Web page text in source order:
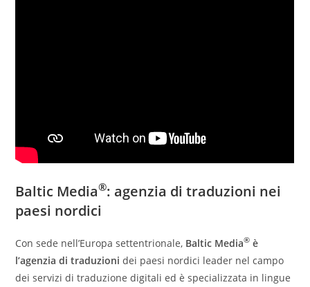
Baltic Media®: agenzia di traduzioni nei
paesi nordici
Con sede nell’Europa settentrionale, Baltic Media® è
l’agenzia di traduzioni dei paesi nordici leader nel campo
dei servizi di traduzione digitali ed è specializzata in lingue